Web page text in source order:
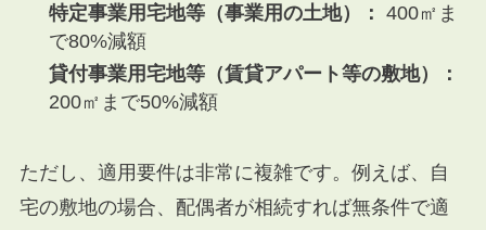
特定事業用宅地等（事業用の土地）： 400㎡ま
で80%減額
貸付事業用宅地等（賃貸アパート等の敷地）：
200㎡まで50%減額
ただし、適用要件は非常に複雑です。例えば、自
宅の敷地の場合、配偶者が相続すれば無条件で適